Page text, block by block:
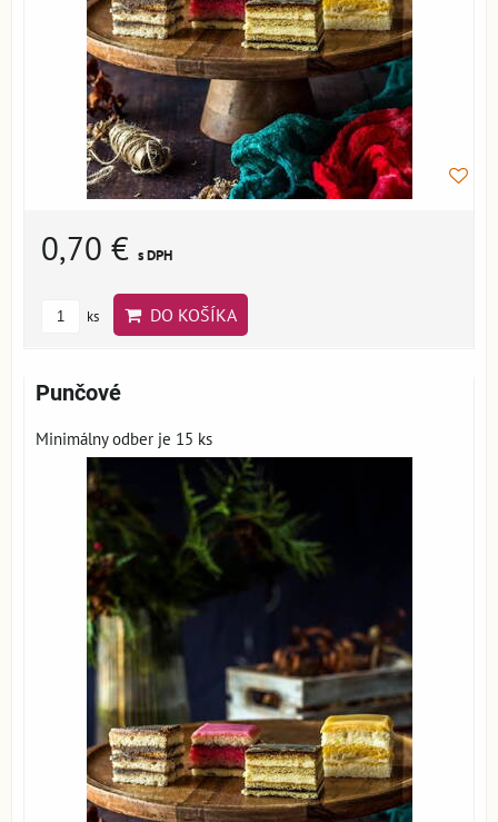
0,70 € s DPH
ks DO KOŠÍKA
Punčové
Minimálny odber je 15 ks